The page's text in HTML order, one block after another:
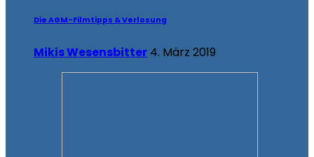
Die AGM-Filmtipps & Verlosung
Mikis Wesensbitter 4. März 2019